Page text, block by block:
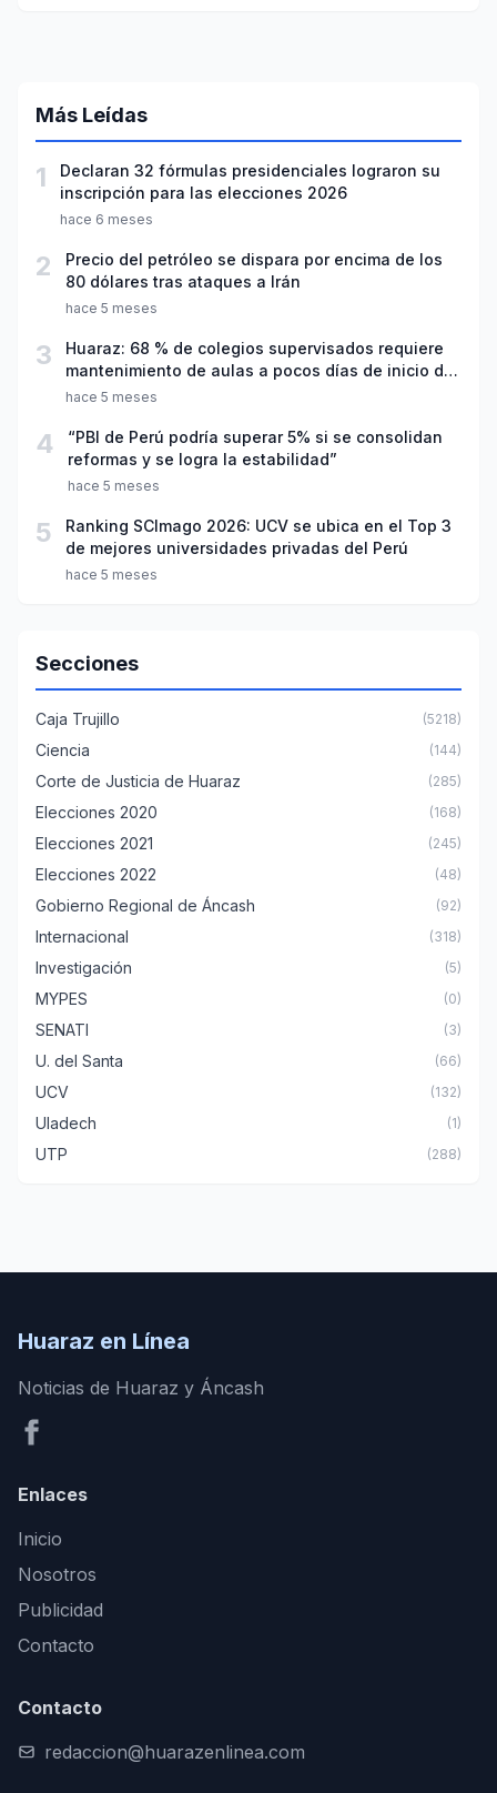
Más Leídas
1
Declaran 32 fórmulas presidenciales lograron su
inscripción para las elecciones 2026
hace 6 meses
2
Precio del petróleo se dispara por encima de los
80 dólares tras ataques a Irán
hace 5 meses
3
Huaraz: 68 % de colegios supervisados requiere
mantenimiento de aulas a pocos días de inicio del
año escolar 2026
hace 5 meses
4
“PBI de Perú podría superar 5% si se consolidan
reformas y se logra la estabilidad”
hace 5 meses
5
Ranking SCImago 2026: UCV se ubica en el Top 3
de mejores universidades privadas del Perú
hace 5 meses
Secciones
Caja Trujillo (5218)
Ciencia (144)
Corte de Justicia de Huaraz (285)
Elecciones 2020 (168)
Elecciones 2021 (245)
Elecciones 2022 (48)
Gobierno Regional de Áncash (92)
Internacional (318)
Investigación (5)
MYPES (0)
SENATI (3)
U. del Santa (66)
UCV (132)
Uladech (1)
UTP (288)
Huaraz en Línea
Noticias de Huaraz y Áncash
Enlaces
Inicio
Nosotros
Publicidad
Contacto
Contacto
redaccion@huarazenlinea.com